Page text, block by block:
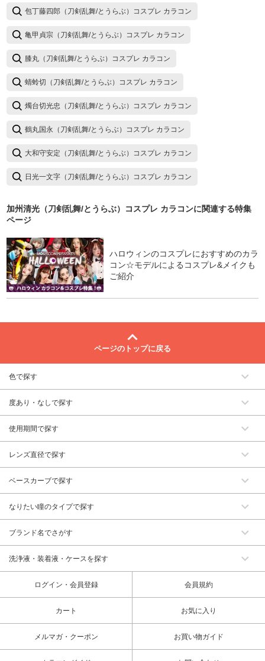
包丁藤四郎（刀剣乱舞/とうらぶ）コスプレ カラコン
亀甲貞宗（刀剣乱舞/とうらぶ）コスプレ カラコン
膝丸（刀剣乱舞/とうらぶ）コスプレ カラコン
蜻蛉切（刀剣乱舞/とうらぶ）コスプレ カラコン
燭台切光忠（刀剣乱舞/とうらぶ）コスプレ カラコン
鶴丸国永（刀剣乱舞/とうらぶ）コスプレ カラコン
大和守安定（刀剣乱舞/とうらぶ）コスプレ カラコン
日光一文字（刀剣乱舞/とうらぶ）コスプレ カラコン
加州清光（刀剣乱舞/とうらぶ）コスプレ カラコンに関連する特集
ページ
ハロウィンのコスプレにおすすめのカラ
コン☆モデルによるコスプレ&メイクも
ご紹介
ページのトップに戻る
色で探す
度あり・なしで探す
使用期間で探す
レンズ直径で探す
ベースカーブで探す
なりたい瞳のタイプで探す
ブランド名でさがす
洗浄液・装着液・ケースを探す
ログイン・会員登録 会員規約
カート お気に入り
メルマガ・クーポン お買い物ガイド